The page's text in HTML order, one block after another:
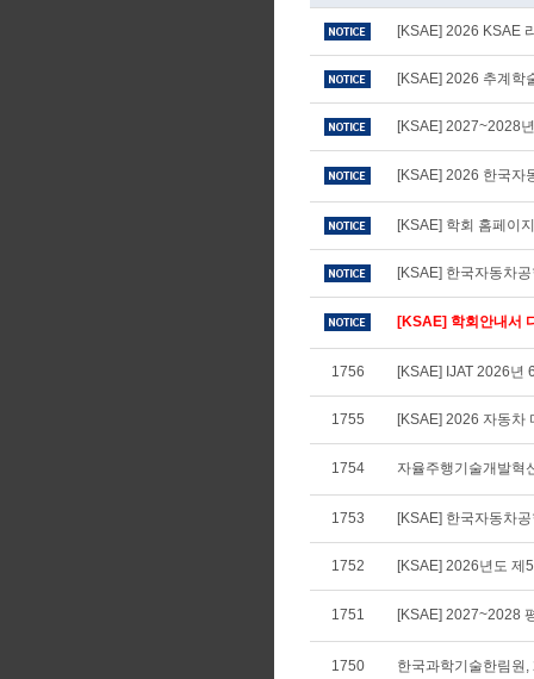
[KSAE] 2026 KSAE
[KSAE] 2026 추계학
[KSAE] 2027~2028
[KSAE] 2026 한국자
[KSAE] 학회 홈페이
[KSAE] 한국자동차
[KSAE] 학회안내서
1756 [KSAE] IJAT 2026년
1755 [KSAE] 2026 자동차
1754 자율주행기술개발혁
1753 [KSAE] 한국자동차
1752 [KSAE] 2026년도 제
1751 [KSAE] 2027~2028
1750 한국과학기술한림원